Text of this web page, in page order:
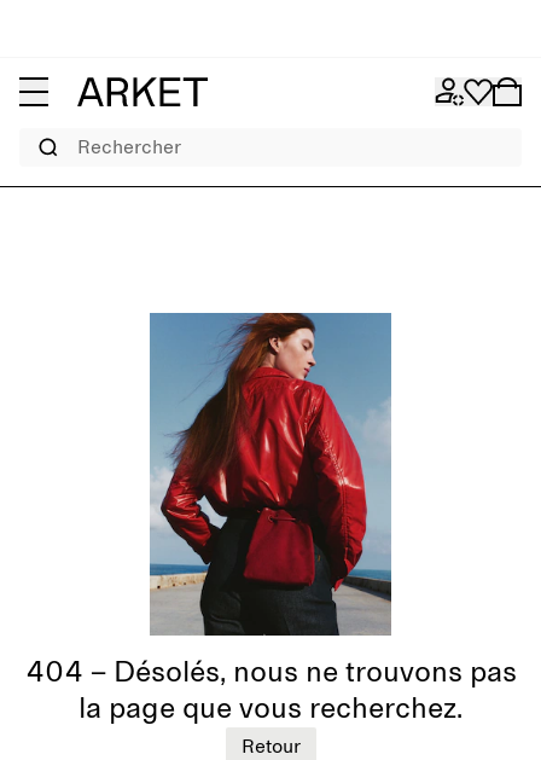
Rechercher
404 – Désolés, nous ne trouvons pas
la page que vous recherchez.
Retour